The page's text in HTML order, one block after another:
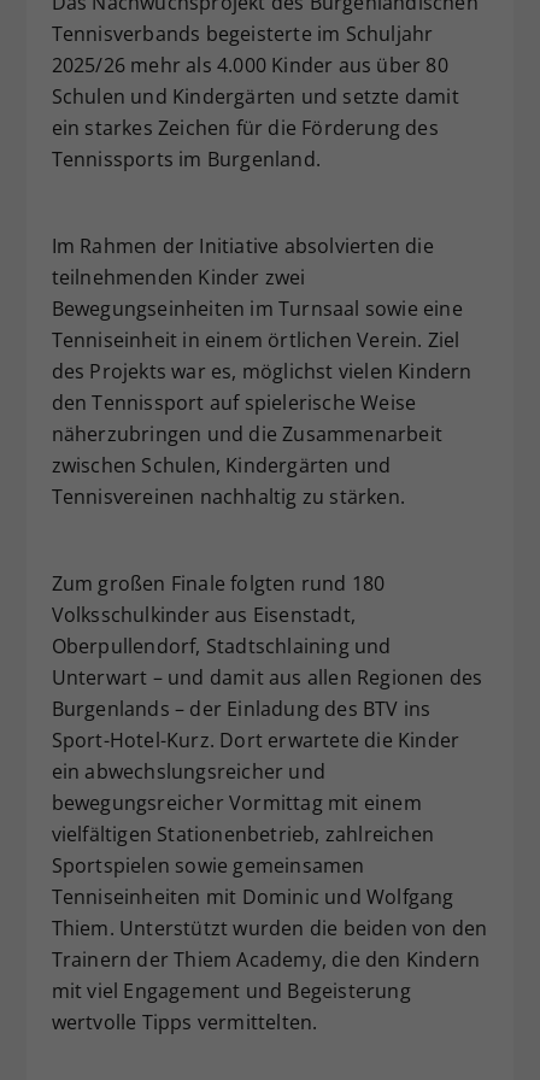
Tennisverbands begeisterte im Schuljahr
2025/26 mehr als 4.000 Kinder aus über 80
Schulen und Kindergärten und setzte damit
ein starkes Zeichen für die Förderung des
Tennissports im Burgenland.
Im Rahmen der Initiative absolvierten die
teilnehmenden Kinder zwei
Bewegungseinheiten im Turnsaal sowie eine
Tenniseinheit in einem örtlichen Verein. Ziel
des Projekts war es, möglichst vielen Kindern
den Tennissport auf spielerische Weise
näherzubringen und die Zusammenarbeit
zwischen Schulen, Kindergärten und
Tennisvereinen nachhaltig zu stärken.
Zum großen Finale folgten rund 180
Volksschulkinder aus Eisenstadt,
Oberpullendorf, Stadtschlaining und
Unterwart – und damit aus allen Regionen des
Burgenlands – der Einladung des BTV ins
Sport-Hotel-Kurz. Dort erwartete die Kinder
ein abwechslungsreicher und
bewegungsreicher Vormittag mit einem
vielfältigen Stationenbetrieb, zahlreichen
Sportspielen sowie gemeinsamen
Tenniseinheiten mit Dominic und Wolfgang
Thiem. Unterstützt wurden die beiden von den
Trainern der Thiem Academy, die den Kindern
mit viel Engagement und Begeisterung
wertvolle Tipps vermittelten.
Zweck
Dieser Wert speichert Ihre Consent-
Einstellungen. Unter anderem eine
historische Speicherung Ihrer
vorgenommen Einstellungen, falls der
Webseiten-Betreiber dies eingestellt